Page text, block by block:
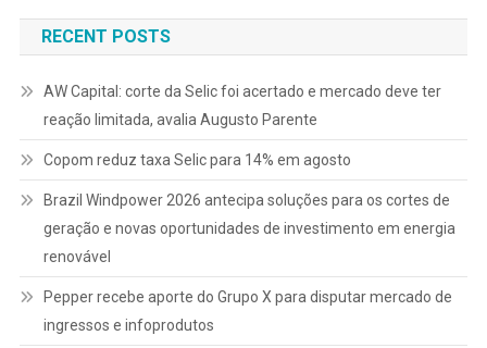
RECENT POSTS
AW Capital: corte da Selic foi acertado e mercado deve ter
reação limitada, avalia Augusto Parente
Copom reduz taxa Selic para 14% em agosto
Brazil Windpower 2026 antecipa soluções para os cortes de
geração e novas oportunidades de investimento em energia
renovável
Pepper recebe aporte do Grupo X para disputar mercado de
ingressos e infoprodutos